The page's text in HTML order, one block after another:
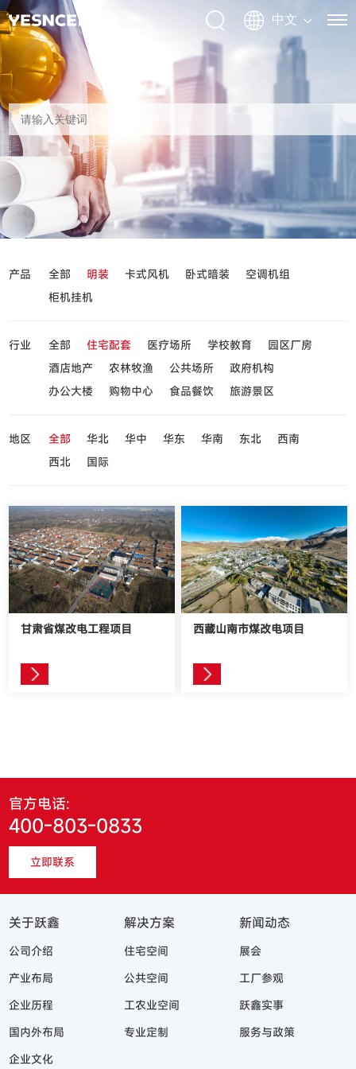
产品 全部 明装 卡式风机 卧式暗装
空调机组
柜机挂机
行业 全部 住宅配套 医疗场所 学校教育
园区厂房
酒店地产
农林牧渔 公共场所
政府机构
办公大楼
购物中心 食品餐饮 旅游景区
地区 全部 华北 华中 华东 华南 东北
西南
西北
国际
甘肃省煤改电工程项目 西藏山南市煤改电项目
官方电话:
400-803-0833
立即联系
关于跃鑫
公司介绍
产业布局
企业历程
国内外布局
企业文化
解决方案
住宅空间
公共空间
工农业空间
专业定制
新闻动态
展会
工厂参观
跃鑫实事
服务与政策